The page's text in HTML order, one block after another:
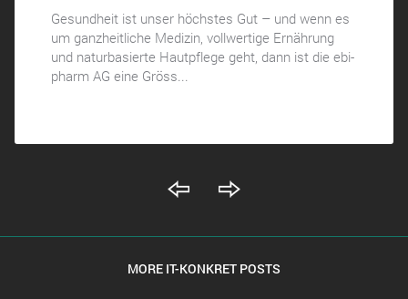
Gesundheit ist unser höchstes Gut – und wenn es
um ganzheitliche Medizin, vollwertige Ernährung
und naturbasierte Hautpflege geht, dann ist die ebi-
pharm AG eine Gröss...
MORE IT-KONKRET POSTS